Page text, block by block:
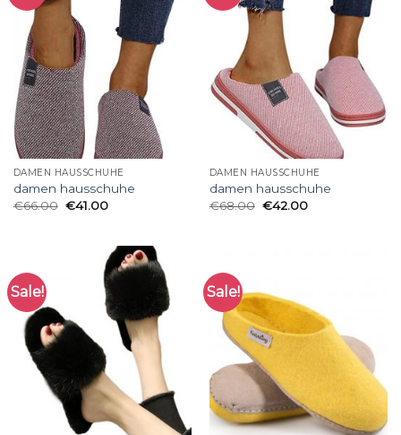
DAMEN HAUSSCHUHE
damen hausschuhe
€66.00 €41.00
DAMEN HAUSSCHUHE
damen hausschuhe
€68.00 €42.00
Sale! Sale!